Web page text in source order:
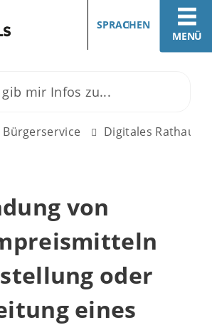
MENÜ
SPRACHEN
Bürgerservice Digitales Rathaus
von
oder
eines